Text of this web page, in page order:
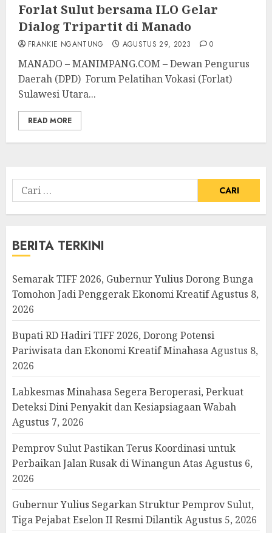
Forlat Sulut bersama ILO Gelar
Dialog Tripartit di Manado
FRANKIE NGANTUNG AGUSTUS 29, 2023 0
MANADO – MANIMPANG.COM – Dewan Pengurus
Daerah (DPD) Forum Pelatihan Vokasi (Forlat)
Sulawesi Utara...
READ MORE
Cari
untuk:
BERITA TERKINI
Semarak TIFF 2026, Gubernur Yulius Dorong Bunga
Tomohon Jadi Penggerak Ekonomi KreatifAgustus 8,
2026
Bupati RD Hadiri TIFF 2026, Dorong Potensi
Pariwisata dan Ekonomi Kreatif MinahasaAgustus 8,
2026
Labkesmas Minahasa Segera Beroperasi, Perkuat
Deteksi Dini Penyakit dan Kesiapsiagaan Wabah
Agustus 7, 2026
Pemprov Sulut Pastikan Terus Koordinasi untuk
Perbaikan Jalan Rusak di Winangun Atas Agustus 6,
2026
Gubernur Yulius Segarkan Struktur Pemprov Sulut,
Tiga Pejabat Eselon II Resmi DilantikAgustus 5, 2026